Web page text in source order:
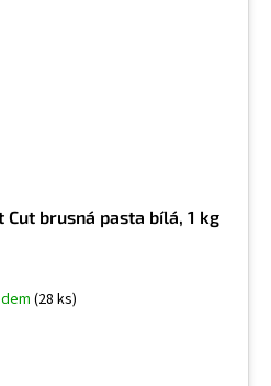
brusná pasta bílá, 1 kg
(28 ks)